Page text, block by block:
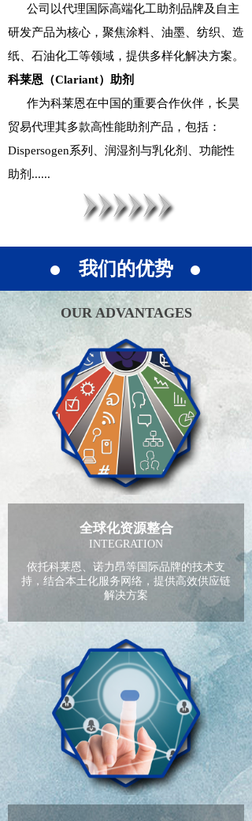
公司以代理国际高端化工助剂品牌及自主
研发产品为核心，聚焦涂料、油墨、纺织、造
纸、石油化工等领域，提供多样化解决方案。
科莱恩（Clariant）助剂
作为科莱恩在中国的重要合作伙伴，长昊
贸易代理其多款高性能助剂产品，包括：
Dispersogen系列、润湿剂与乳化剂、功能性
助剂......
我们的优势
全球化资源整合
OUR ADVANTAGES
INTEGRATION
依托科莱恩、诺力昂等国际品牌的技术支
持，结合本土化服务网络，提供高效供应链
解决方案